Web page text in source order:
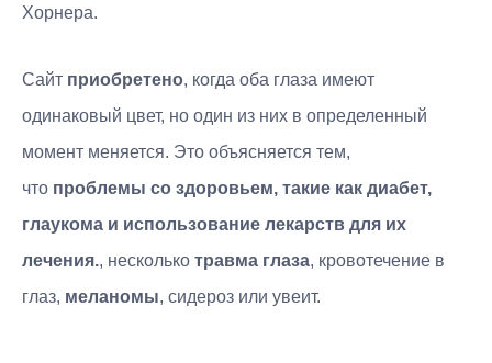
Хорнера.
Сайт приобретено, когда оба глаза имеют
одинаковый цвет, но один из них в определенный
момент меняется. Это объясняется тем,
что проблемы со здоровьем, такие как диабет,
глаукома и использование лекарств для их
лечения., несколько травма глаза, кровотечение в
глаз, меланомы, сидероз или увеит.